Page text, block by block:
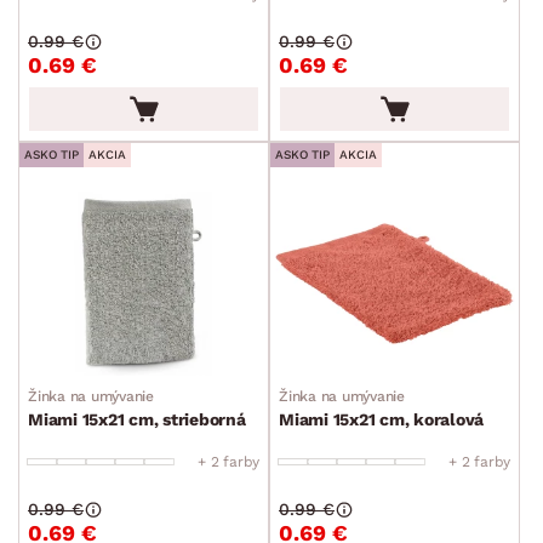
0.69 €
0.99 €
0.69 €
0.99 €
ASKO TIP AKCIA
Žinka na umývanie
Miami 15x21 cm, strieborná
+ 2 farby
0.69 €
0.99 €
ASKO TIP AKCIA
Žinka na umývanie
Miami 15x21 cm, koralová
+ 2 farby
0.69 €
0.99 €